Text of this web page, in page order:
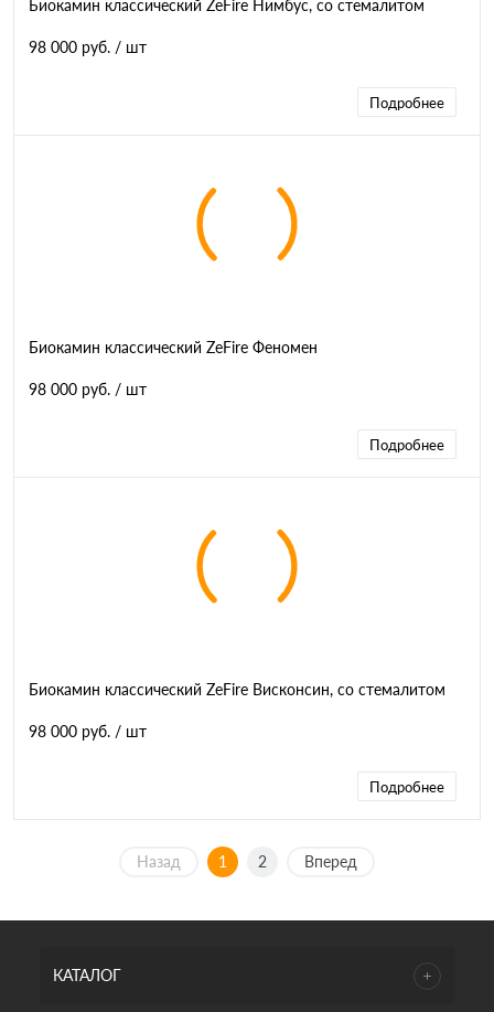
Биокамин классический ZeFire Нимбус, со стемалитом
98 000 руб. / шт
Подробнее
Биокамин классический ZeFire Феномен
98 000 руб. / шт
Подробнее
Биокамин классический ZeFire Висконсин, со стемалитом
98 000 руб. / шт
Подробнее
Назад 1 2 Вперед
КАТАЛОГ